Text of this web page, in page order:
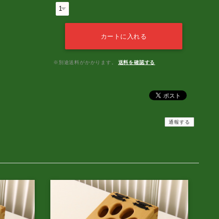
カートに入れる
※別途送料がかかります。 送料を確認する
通報する